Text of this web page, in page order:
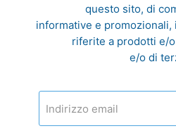
questo sito, di
informative e promozionali,
riferite a prodotti e/
e/o di
Indirizzo email